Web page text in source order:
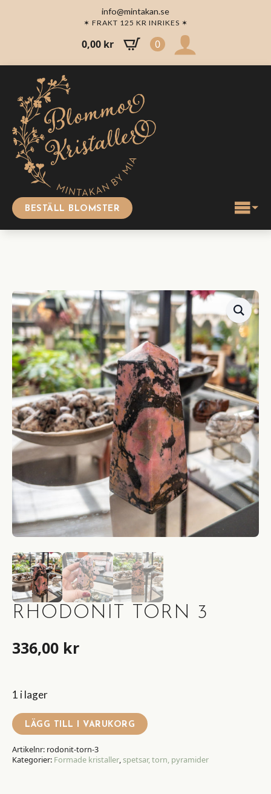
info@mintakan.se
✶ FRAKT 125 KR INRIKES ✶
0,00 kr 0
BESTÄLL BLOMSTER
RHODONIT TORN 3
336,00 kr
1 i lager
LÄGG TILL I VARUKORG
Artikelnr: rodonit-torn-3
Kategorier: Formade kristaller,spetsar, torn, pyramider